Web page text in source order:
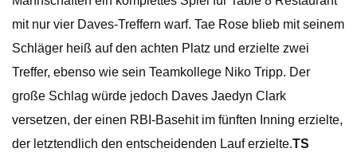
mit nur vier Daves-Treffern warf. Tae Rose blieb mit seinem
Schläger heiß auf den achten Platz und erzielte zwei
Treffer, ebenso wie sein Teamkollege Niko Tripp. Der
große Schlag würde jedoch Daves Jaedyn Clark
versetzen, der einen RBI-Basehit im fünften Inning erzielte,
der letztendlich den entscheidenden Lauf erzielte.TS